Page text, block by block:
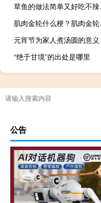
草鱼的
肌肉
元宵节为家人煮汤圆的意义
“绝于甘境”的出处是哪里
公告